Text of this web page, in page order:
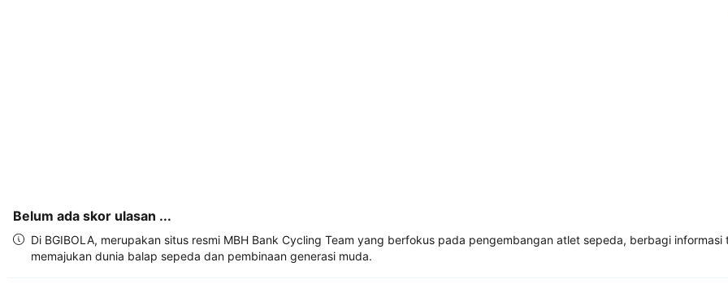
Belum ada skor ulasan ...
Di BGIBOLA, merupakan situs resmi MBH Bank Cycling Team yang berfokus pada pengembangan atlet sepeda, berbagi
memajukan dunia balap sepeda dan pembinaan generasi muda.